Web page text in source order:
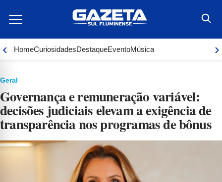
para
conteúdo
‹ HomeCuriosidadesDestaqueEventoMúsica ›
Geral
Governança e remuneração variável:
decisões judiciais elevam a exigência de
transparência nos programas de bônus